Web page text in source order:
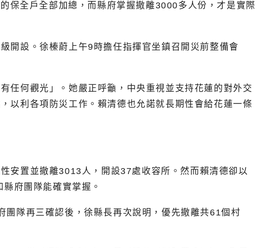
保全戶全部加總，而縣府掌握撤離3000多人份，才是實際
開設。徐榛蔚上午9時擔任指揮官坐鎮召開災前整備會
任何觀光」。她嚴正呼籲，中央重視並支持花蓮的對外交
以利各項防災工作。賴清德也允諾就長期性會給花蓮一條
安置並撤離3013人，開設37處收容所。然而賴清德卻以
府團隊能確實掌握。
隊再三確認後，徐縣長再次說明，優先撤離共61個村